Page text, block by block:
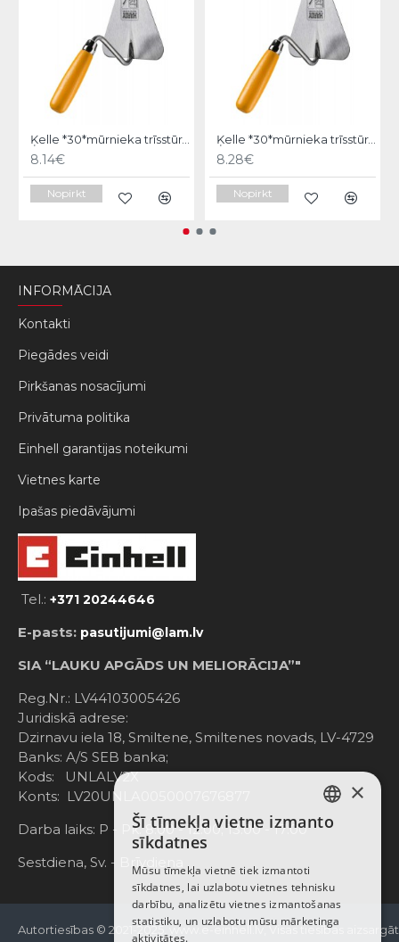
Ķelle *30*mūrnieka trīsstūra 18cm, Hardy
8.14€
Nopirkt
Ķelle *30*mūrnieka trīsstūra 20cm, Hardy
8.28€
Nopirkt
INFORMĀCIJA
Kontakti
Piegādes veidi
Pirkšanas nosacījumi
Privātuma politika
Einhell garantijas noteikumi
Vietnes karte
Ipašas piedāvājumi
Tel.: +371 20244646
E-pasts: pasutijumi@lam.lv
SIA “LAUKU APGĀDS UN MELIORĀCIJA”"
Reg.Nr.: LV44103005426
Juridiskā adrese:
Dzirnavu iela 18, Smiltene, Smiltenes novads, LV-4729
Banks: A/S SEB banka;
Kods: UNLALV2X
Konts: LV20UNLA0050007676877
Darba laiks: P - Pk. 8:00 - 12:00; 13:00 - 17:00
Sestdiena, Sv. - Brīvdiena
Autortiesības © 2021-2025, www.e-einhell.lv, Visas tiesības
LATVIAN
ENGLISH
×
Šī tīmekļa vietne izmanto
sīkdatnes
Mūsu tīmekļa vietnē tiek izmantoti
sīkdatnes, lai uzlabotu vietnes tehnisku
darbību, analizētu vietnes izmantošanas
statistiku, un uzlabotu mūsu mārketinga
aktivitātes.